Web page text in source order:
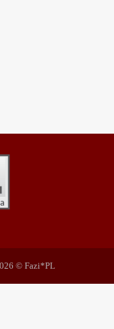
© Fazi*PL